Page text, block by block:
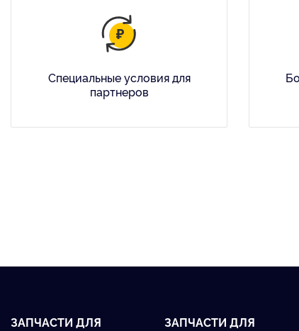
Специальные условия для
партнеров
ЗАПЧАСТИ ДЛЯ
ЗАПЧАСТИ ДЛЯ